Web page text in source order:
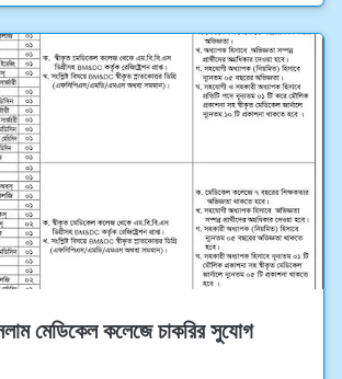
মেডিকেল কলেজে চাকরির সুযোগ